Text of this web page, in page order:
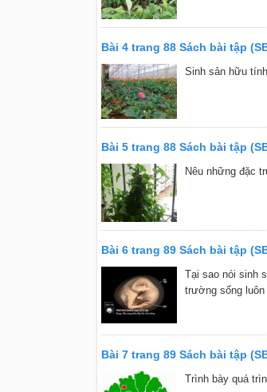
Bài 4 trang 88 Sách bài tập
Sinh sản hữu
Bài 5 trang 88 Sách bài tập
Nêu những đặc
Bài 6 trang 89 Sách bài tập
Tại sao nói sinh
trường sống luôn
Bài 7 trang 89 Sách bài tập
Trình bày quá